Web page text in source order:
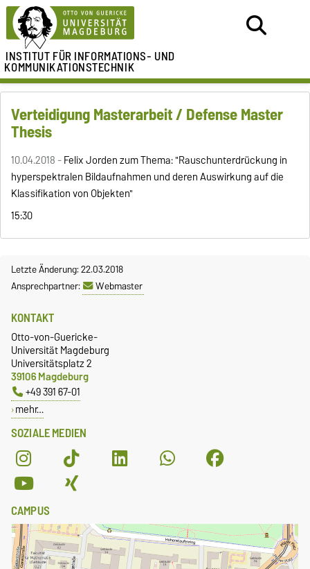
INSTITUT FÜRINFORMATIONS- UND
KOMMUNIKATIONSTECHNIK
Verteidigung Masterarbeit / Defense Master
Thesis
10.04.2018 -Felix Jorden zum Thema: "Rauschunterdrückung in
hyperspektralen Bildaufnahmen und deren Auswirkung auf die
Klassifikation von Objekten"
15:30
Letzte Änderung: 22.03.2018
Ansprechpartner:
Webmaster
SOZIALE MEDIEN
KONTAKT
Otto-von-Guericke-
Universität Magdeburg
Universitätsplatz 2
39106 Magdeburg
+49 391 67-01
mehr…
CAMPUS